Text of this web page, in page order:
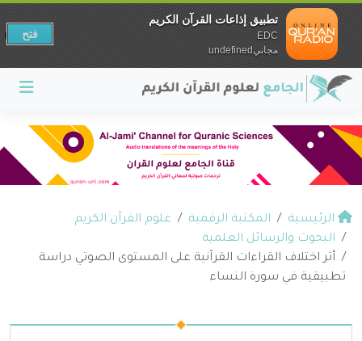
الرئيسية المكتبة الرقمية
علوم القرآن الكريم
البحوث والرسائل العلمية
أثر اختلاف القراءات القرآنية على المستوى الصوتي دراسة
تطبيقية في سورة النساء
تطبيق إذاعات القرآن الكريم
EDC
مجانيundefined
فتح